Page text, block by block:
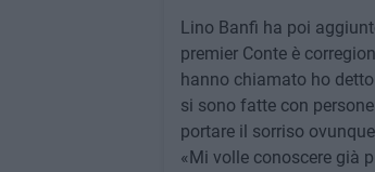
Lino Banfi ha poi
premier Conte è
hanno chiamato ho
si sono fatte con
portare il sorriso
«Mi volle conoscere già